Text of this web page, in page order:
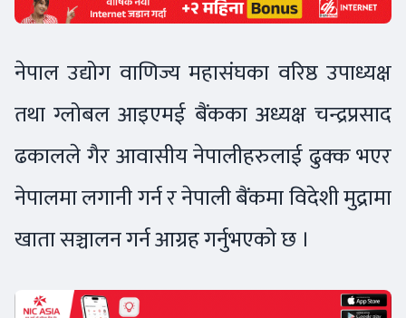
नेपाल उद्योग वाणिज्य महासंघका वरिष्ठ उपाध्यक्ष
तथा ग्लोबल आइएमई बैंकका अध्यक्ष चन्द्रप्रसाद
ढकालले गैर आवासीय नेपालीहरुलाई ढुक्क भएर
नेपालमा लगानी गर्न र नेपाली बैंकमा विदेशी मुद्रामा
खाता सञ्चालन गर्न आग्रह गर्नुभएको छ ।